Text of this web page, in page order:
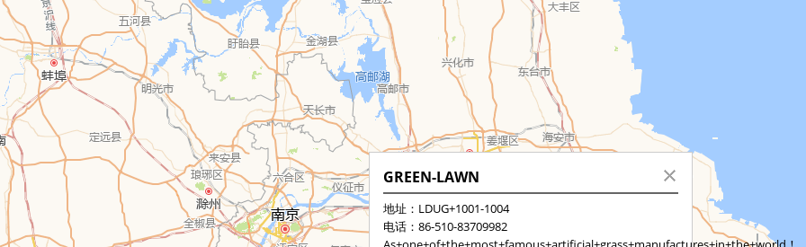
GREEN-LAWN
地址：LDUG+1001-1004
电话：86-510-83709982